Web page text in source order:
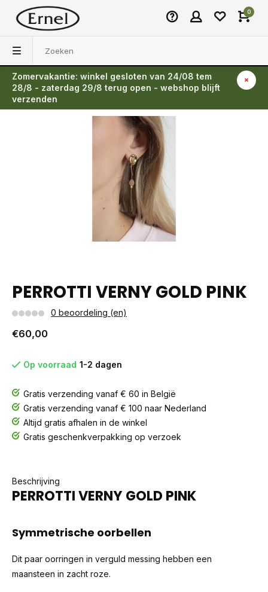
0
Zomervakantie: winkel gesloten van 24/08 tem
28/8 - zaterdag 29/8 terug open - webshop blijft
verzenden
Terug
PERROTTI VERNY GOLD PINK
0 beoordeling (en)
€60,00
Op voorraad 1-2 dagen
Gratis verzending vanaf € 60 in België
Gratis verzending vanaf € 100 naar Nederland
Altijd gratis afhalen in de winkel
Gratis geschenkverpakking op verzoek
Beschrijving
PERROTTI VERNY GOLD PINK
Symmetrische oorbellen
Dit paar oorringen in verguld messing hebben een
maansteen in zacht roze.